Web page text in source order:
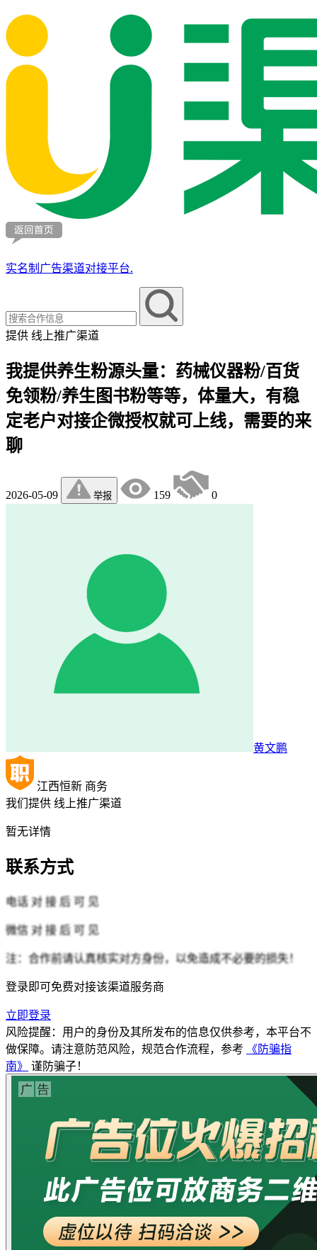
实名制广告渠道对接平台.
提供 线上推广渠道
我提供养生粉源头量：药械仪器粉/百货
免领粉/养生图书粉等等，体量大，有稳
定老户对接企微授权就可上线，需要的来
聊
2026-05-09 举报 159 0
黄文鹏
江西恒新 商务
我们提供 线上推广渠道
暂无详情
联系方式
电话 对 接 后 可 见
微信 对 接 后 可 见
注：合作前请认真核实对方身份，以免造成不必要的损失！
登录即可免费对接该渠道服务商
立即登录
风险提醒：用户的身份及其所发布的信息仅供参考，本平台不
做保障。请注意防范风险，规范合作流程，参考
《防骗指
南》
谨防骗子！